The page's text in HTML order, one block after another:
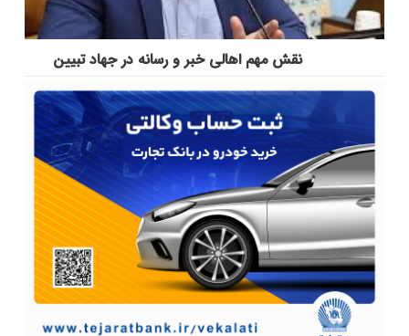
نقش مهم اهالی خبر و رسانه در جهاد تبیین